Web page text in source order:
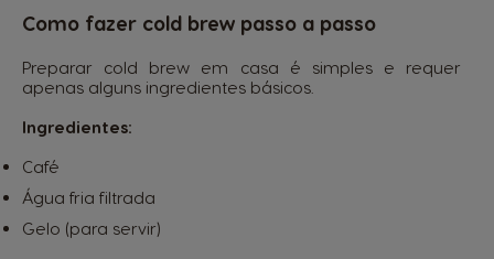
Como fazer cold brew passo a passo
Preparar cold brew em casa é simples e requer
apenas alguns ingredientes básicos.
Ingredientes:
Café
Água fria filtrada
Gelo (para servir)